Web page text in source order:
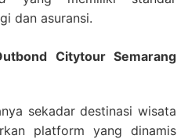
dan asuransi.
Citytour Semarang
sekadar destinasi wisata
platform yang dinamis